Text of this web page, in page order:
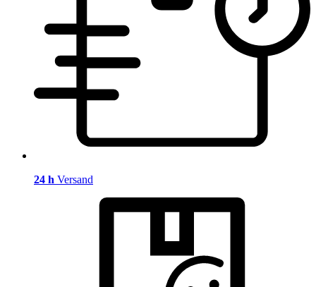
24 h Versand